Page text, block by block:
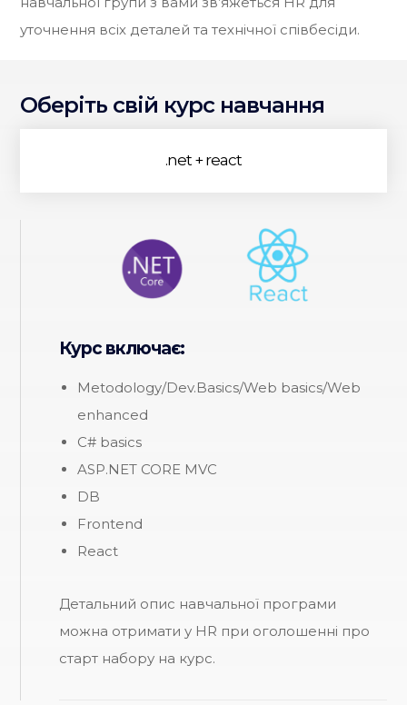
уточнення всіх деталей та технічної співбесіди.
Оберіть свій курс навчання
.net + react
Курс включає:
Metodology/Dev.Basics/Web basics/Web
enhanced
C# basics
ASP.NET CORE MVC
DB
Frontend
React
Детальний опис навчальної програми
можна отримати у HR при оголошенні про
старт набору на курс.